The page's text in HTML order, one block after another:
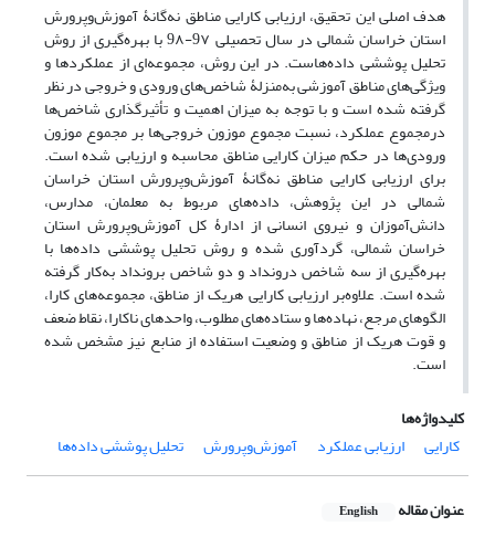
هدف اصلی این تحقیق، ارزیابی کارایی مناطق نه‌گانۀ آموزش‌وپرورش
استان خراسان شمالی در سال تحصیلی 9۷-9۸ با بهره‌گیری از روش
تحلیل پوششی داده‌هاست. در این روش، مجموعه‌ای از عملکردها و
ویژگی‌های مناطق آموزشی به‌منزلۀ شاخص‌های ورودی و خروجی در نظر
گرفته شده ‌است و با توجه به میزان اهمیت و تأثیرگذاری شاخص‌ها
درمجموع عملکرد، نسبت مجموع موزون خروجی‌ها بر مجموع موزون
ورودی‌ها در حکم میزان کارایی مناطق محاسبه و ارزیابی شده ‌است.
برای ارزیابی کارایی مناطق نه‌گانۀ آموزش‌وپرورش استان خراسان
شمالی در این پژوهش، داده‌های مربوط به معلمان، مدارس،
دانش‌آموزان و نیروی انسانی از ادارۀ کل آموزش‌وپرورش استان
خراسان شمالی، گردآوری شده و روش تحلیل پوششی داده‌ها با
بهره‌گیری از سه شاخص درونداد و دو شاخص برونداد به‌کار گرفته
شده است. علاوه‌بر ارزیابی کارایی هریک از مناطق، مجموعه‌های کارا،
الگوهای مرجع، نهاده‌ها و ستاده‌های مطلوب، واحدهای ناکارا، نقاط ضعف
و قوت هریک از مناطق و وضعیت استفاده از منابع نیز مشخص شده
است.
کلیدواژه‌ها
کارایی
ارزیابی عملکرد آموزش‌وپرورش تحلیل پوششی داده‌ها
عنوان مقاله English